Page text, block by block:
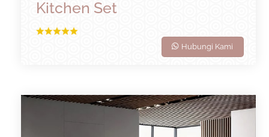
Kitchen Set
Hubungi Kami